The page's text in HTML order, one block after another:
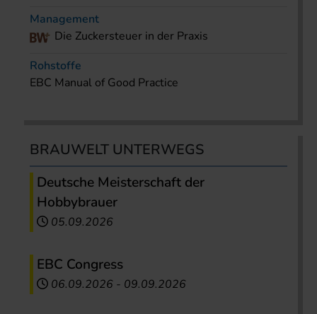
Management
Die Zuckersteuer in der Praxis
Rohstoffe
EBC Manual of Good Practice
BRAUWELT UNTERWEGS
Deutsche Meisterschaft der
Hobbybrauer
05.09.2026
EBC Congress
06.09.2026 - 09.09.2026